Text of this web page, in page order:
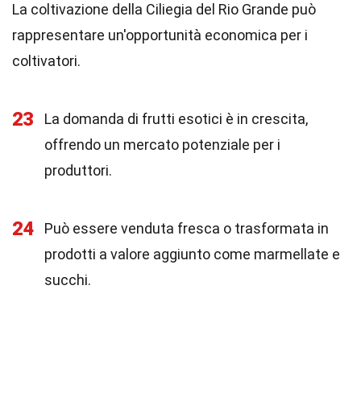
La coltivazione della Ciliegia del Rio Grande può
rappresentare un'opportunità economica per i
coltivatori.
23
La domanda di frutti esotici è in crescita,
offrendo un mercato potenziale per i
produttori.
24
Può essere venduta fresca o trasformata in
prodotti a valore aggiunto come marmellate e
succhi.